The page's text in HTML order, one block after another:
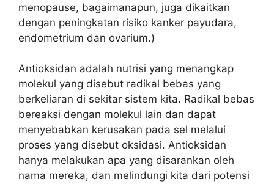
menopause, bagaimanapun, juga dikaitkan
dengan peningkatan risiko kanker payudara,
endometrium dan ovarium.)
Antioksidan adalah nutrisi yang menangkap
molekul yang disebut radikal bebas yang
berkeliaran di sekitar sistem kita. Radikal bebas
bereaksi dengan molekul lain dan dapat
menyebabkan kerusakan pada sel melalui
proses yang disebut oksidasi. Antioksidan
hanya melakukan apa yang disarankan oleh
nama mereka, dan melindungi kita dari potensi